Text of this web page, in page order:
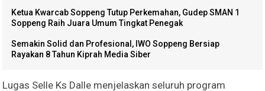
Ketua Kwarcab Soppeng Tutup Perkemahan, Gudep SMAN 1
Soppeng Raih Juara Umum Tingkat Penegak
Semakin Solid dan Profesional, IWO Soppeng Bersiap
Rayakan 8 Tahun Kiprah Media Siber
Lugas Selle Ks Dalle menjelaskan seluruh program